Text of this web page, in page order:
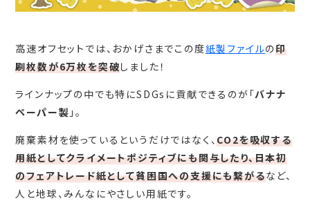
高速オフセットでは、おかげさまでこの度紙製ファイルの印
刷枚数が6万枚を突破しました！
ラインナップの中でも特にSDGsに貢献できるのが「バナナ
ペーパー製 」。
廃棄素材を使っているというだけではなく、CO2を吸収する
用紙としてクライメートポジティブにも関与したり、日本初
のフェアトレード紙として貧困国への支援にも繋がるなど、
人と地球、みんなにやさしい用紙です。